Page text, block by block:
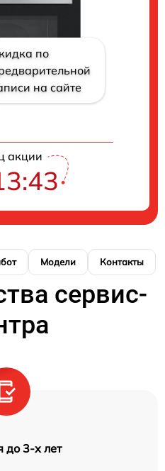
по
на сайте
акции
Модели Контакты
сервис-
до 3-х лет